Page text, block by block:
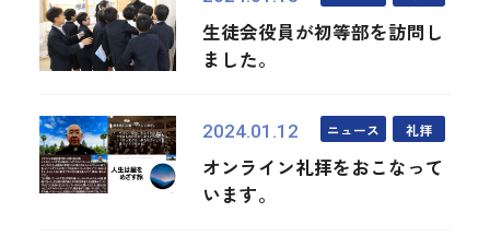
生徒会役員が初等部を訪問し
ました。
2024.01.12 ニュース 礼拝
オンライン礼拝をおこなって
います。